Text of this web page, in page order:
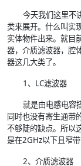
今天我们这里不
类来展开。什么叫实
实体物件出来。就目
器，介质滤波器，腔
器这几大类了。
1、LC滤波器
就是由电感电容
同时也没有寄生通带
不够陡的缺点。所以
是在2GHz以下且窄带
2、介质滤波器